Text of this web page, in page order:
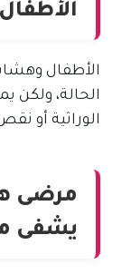
الأطفال
الحالة،
الوراثية أو
مرضى
يشفى